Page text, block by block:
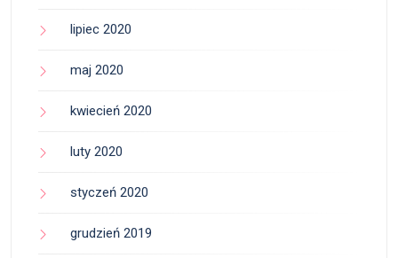
lipiec 2020
maj 2020
kwiecień 2020
luty 2020
styczeń 2020
grudzień 2019